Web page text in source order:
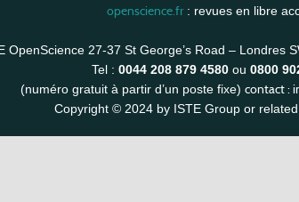
openscience.fr: revues en libre
OpenScience 27-37 St George’s Road – Londres
Tel : 0044 208 879 4580 ou 0800
(numéro gratuit à partir d’un poste fixe) contact :
Copyright © 2024 by ISTE Group or related